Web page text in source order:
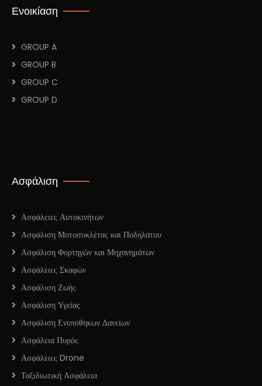
Ενοικίαση
GROUP A
GROUP B
GROUP C
GROUP D
Ασφάλιση
Ασφάλειες Αυτοκινήτων
Ασφάλιση Μοτοσυκλέτας και Ποδηλάτου
Ασφάλιση Φορτηγών και Μηχανημάτων
Ασφάλειες Σκαφών
Ασφάλιση Ζωής
Ασφάλιση Υγείας
Ασφάλιση Ενυπόθηκων Δανείων
Ασφάλεια Πυρός
Ασφάλειες Drone
Ταξιδιωτική Ασφάλεια